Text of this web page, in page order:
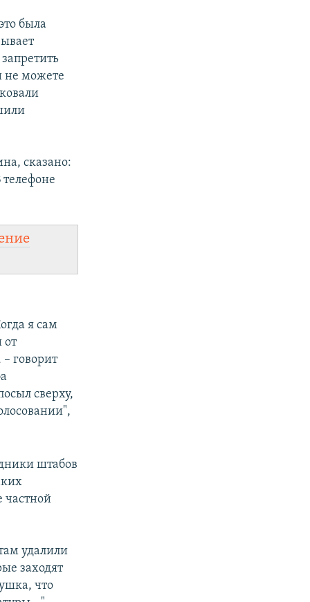
была
не можете
сказано:
я сам
от
говорит
сверху,
штабов
частной
удалили
заходят
что